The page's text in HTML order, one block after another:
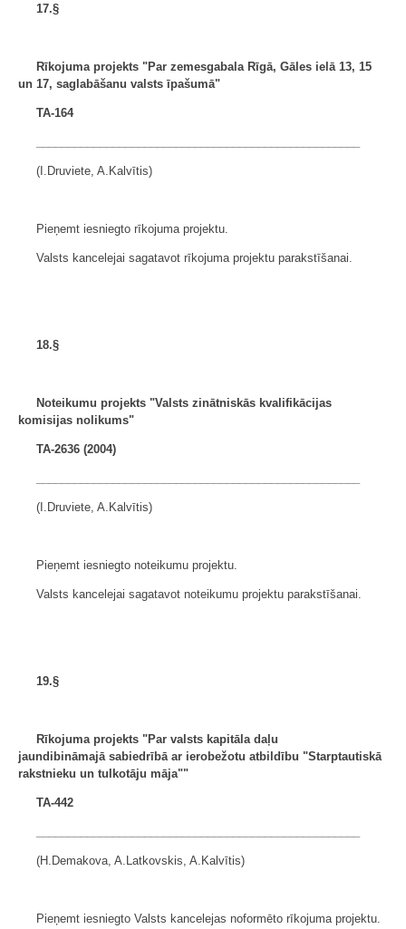
17.§
Rīkojuma projekts "Par zemesgabala Rīgā, Gāles ielā 13, 15
un 17, saglabāšanu valsts īpašumā"
TA-164
(I.Druviete, A.Kalvītis)
Pieņemt iesniegto rīkojuma projektu.
Valsts kancelejai sagatavot rīkojuma projektu parakstīšanai.
18.§
Noteikumu projekts "Valsts zinātniskās kvalifikācijas
komisijas nolikums"
TA-2636 (2004)
(I.Druviete, A.Kalvītis)
Pieņemt iesniegto noteikumu projektu.
Valsts kancelejai sagatavot noteikumu projektu parakstīšanai.
19.§
Rīkojuma projekts "Par valsts kapitāla daļu
jaundibināmajā sabiedrībā ar ierobežotu atbildību "Starptautiskā
rakstnieku un tulkotāju māja""
TA-442
(H.Demakova, A.Latkovskis, A.Kalvītis)
Pieņemt iesniegto Valsts kancelejas noformēto rīkojuma projektu.